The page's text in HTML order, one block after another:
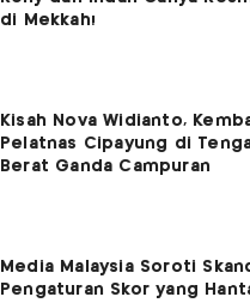
di Mekkah!
Kisah Nova Widianto,
Pelatnas Cipayung di
Berat Ganda Campuran
Media Malaysia Soroti
Pengaturan Skor yang